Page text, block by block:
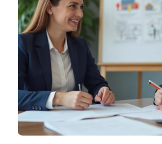
ESTUDIOS DE
EXPERIENCIAS EN
Analizar casos de éxito en la venta
puede ofrecerte valiosas lecciones.
presentamos tres ejemplos de
vender sus inmuebles de manera